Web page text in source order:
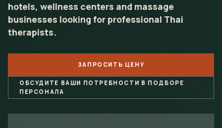
hotels, wellness centers and massage
businesses looking for professional Thai
therapists.
ЗАПРОСИТЬ ЦЕНУ
ОБСУДИТЕ ВАШИ ПОТРЕБНОСТИ В ПОДБОРЕ
ПЕРСОНАЛА